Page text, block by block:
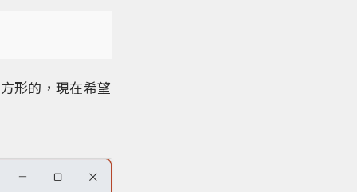
形的，現在希望